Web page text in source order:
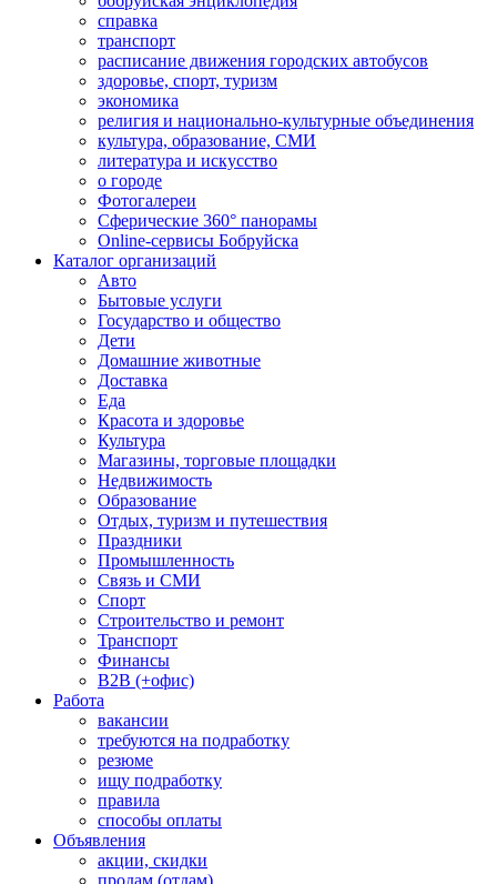
справка
транспорт
расписание движения городских автобусов
здоровье, спорт, туризм
экономика
религия и национально-культурные объединения
культура, образование, СМИ
литература и искусство
о городе
Фотогалереи
Сферические 360° панорамы
Online-сервисы Бобруйска
Каталог организаций
Авто
Бытовые услуги
Государство и общество
Дети
Домашние животные
Доставка
Еда
Красота и здоровье
Культура
Магазины, торговые площадки
Недвижимость
Образование
Отдых, туризм и путешествия
Праздники
Промышленность
Связь и СМИ
Спорт
Строительство и ремонт
Транспорт
Финансы
B2B (+офис)
Работа
вакансии
требуются на подработку
резюме
ищу подработку
правила
способы оплаты
Объявления
акции, скидки
продам (отдам)